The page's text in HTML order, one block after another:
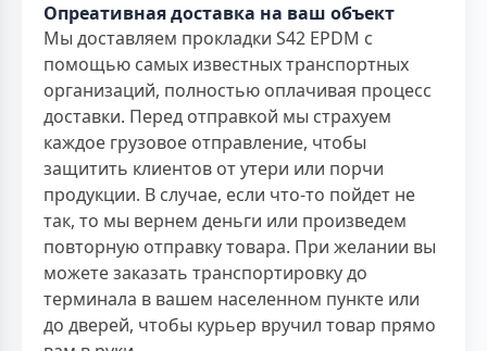
Опреативная доставка на ваш объект
Мы доставляем прокладки S42 EPDM с
помощью самых известных транспортных
организаций, полностью оплачивая процесс
доставки. Перед отправкой мы страхуем
каждое грузовое отправление, чтобы
защитить клиентов от утери или порчи
продукции. В случае, если что-то пойдет не
так, то мы вернем деньги или произведем
повторную отправку товара. При желании вы
можете заказать транспортировку до
терминала в вашем населенном пункте или
до дверей, чтобы курьер вручил товар прямо